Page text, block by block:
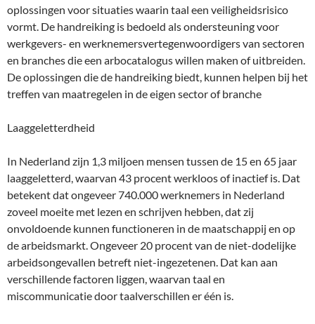
oplossingen voor situaties waarin taal een veiligheidsrisico
vormt. De handreiking is bedoeld als ondersteuning voor
werkgevers- en werknemersvertegenwoordigers van sectoren
en branches die een arbocatalogus willen maken of uitbreiden.
De oplossingen die de handreiking biedt, kunnen helpen bij het
treffen van maatregelen in de eigen sector of branche
Laaggeletterdheid
In Nederland zijn 1,3 miljoen mensen tussen de 15 en 65 jaar
laaggeletterd, waarvan 43 procent werkloos of inactief is. Dat
betekent dat ongeveer 740.000 werknemers in Nederland
zoveel moeite met lezen en schrijven hebben, dat zij
onvoldoende kunnen functioneren in de maatschappij en op
de arbeidsmarkt. Ongeveer 20 procent van de niet-dodelijke
arbeidsongevallen betreft niet-ingezetenen. Dat kan aan
verschillende factoren liggen, waarvan taal en
miscommunicatie door taalverschillen er één is.